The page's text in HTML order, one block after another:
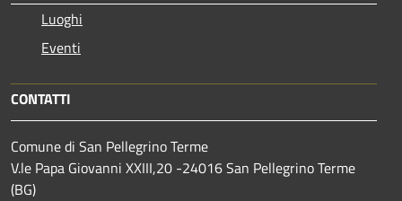
Luoghi
Eventi
CONTATTI
Comune di San Pellegrino Terme
V.le Papa Giovanni XXIII,20 -24016 San Pellegrino Terme
(BG)